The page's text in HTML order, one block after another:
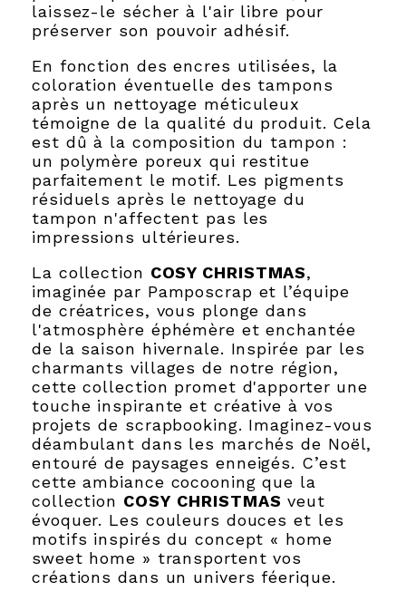
laissez-le sécher à l'air libre pour
préserver son pouvoir adhésif.
En fonction des encres utilisées, la
coloration éventuelle des tampons
après un nettoyage méticuleux
témoigne de la qualité du produit. Cela
est dû à la composition du tampon :
un polymère poreux qui restitue
parfaitement le motif. Les pigments
résiduels après le nettoyage du
tampon n'affectent pas les
impressions ultérieures.
La collection COSY CHRISTMAS,
imaginée par Pamposcrap et l’équipe
de créatrices, vous plonge dans
l'atmosphère éphémère et enchantée
de la saison hivernale. Inspirée par les
charmants villages de notre région,
cette collection promet d'apporter une
touche inspirante et créative à vos
projets de scrapbooking. Imaginez-vous
déambulant dans les marchés de Noël,
entouré de paysages enneigés. C’est
cette ambiance cocooning que la
collection COSY CHRISTMAS veut
évoquer. Les couleurs douces et les
motifs inspirés du concept « home
sweet home » transportent vos
créations dans un univers féerique.